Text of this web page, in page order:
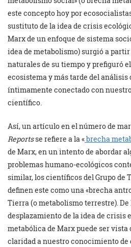
este concepto hoy por
sustituto de la idea de crisis
Marx de un enfoque de sistema
idea de metabolismo) surgió a
naturales de su tiempo y prefiguró
ecosistema y más tarde del análisis
íntimamente conectado con
científico.
Así, un artículo en el número de
Reportsse refiere a la «brecha
de Marx, en un intento de abordar
problemas humano-ecológicos
similar, los científicos del Grupo de
definen este como una «brecha
Tierra (o metabolismo terrestre). De
desplazamiento de la idea de crisis
metabólica de Marx puede ser vista
claridad a nuestro conocimiento de